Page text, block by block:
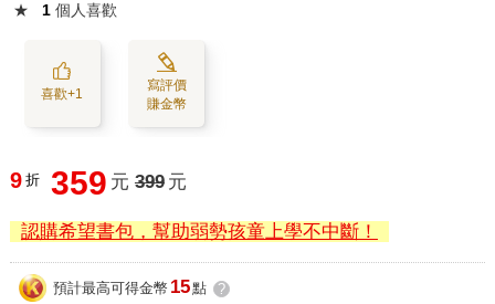
★ 1 個人喜歡
喜歡+1
寫評價
賺金幣
9 折 359 元 399 元
認購希望書包，幫助弱勢孩童上學不中斷！
預計最高可得金幣 15點 ?